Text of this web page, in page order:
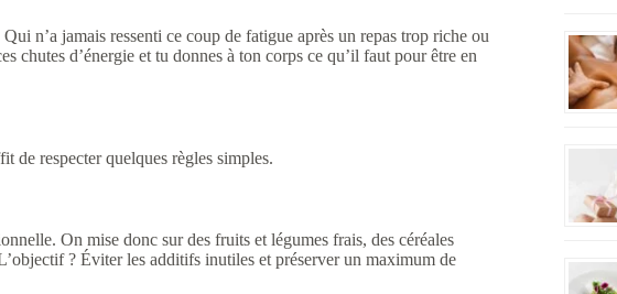
n’a jamais ressenti ce coup de fatigue après un repas trop riche ou
chutes d’énergie et tu donnes à ton corps ce qu’il faut pour être en
de respecter quelques règles simples.
On mise donc sur des fruits et légumes frais, des céréales
? Éviter les additifs inutiles et préserver un maximum de